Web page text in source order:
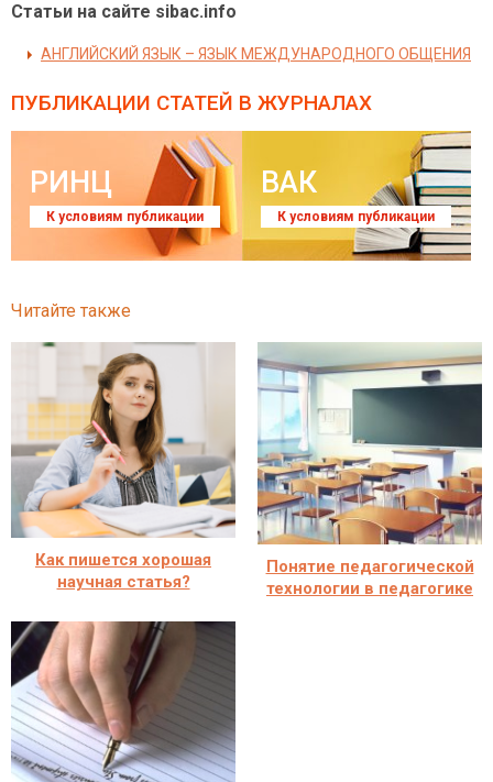
Статьи на сайте sibac.info
АНГЛИЙСКИЙ ЯЗЫК – ЯЗЫК МЕЖДУНАРОДНОГО ОБЩЕНИЯ
ПУБЛИКАЦИИ СТАТЕЙ В ЖУРНАЛАХ
РИНЦ
К условиям публикации
ВАК
К условиям публикации
Читайте также
Как пишется хорошая
научная статья?
Понятие педагогической
технологии в педагогике